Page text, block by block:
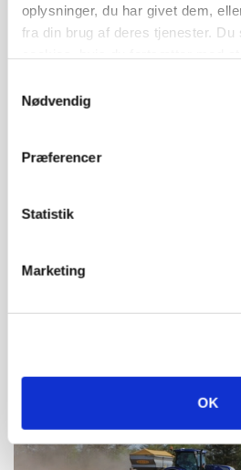
oplysninger, du har givet dem,
fra din brug af deres tjenester.
Nødvendig
Præferencer
Statistik
Marketing
OK
POLITIK